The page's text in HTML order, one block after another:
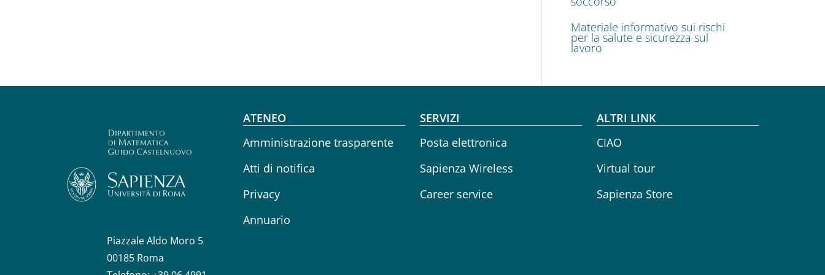
Materiale informativo sui rischi
per la salute e sicurezza sul
lavoro
Piazzale Aldo Moro 5
00185 Roma
Footer menu
ATENEO
Amministrazione trasparente
Atti di notifica
Privacy
Annuario
SERVIZI
Posta elettronica
Sapienza Wireless
Career service
ALTRI LINK
CIAO
Virtual tour
Sapienza Store